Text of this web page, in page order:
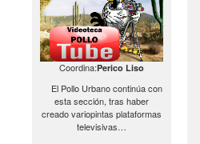
Coordina:Perico Liso
El Pollo Urbano continúa con
esta sección, tras haber
creado variopintas plataformas
televisivas…